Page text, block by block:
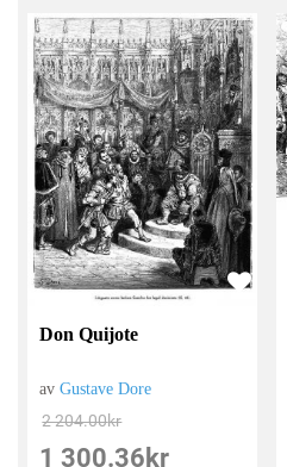
Don Quijote
avGustave Dore
2 204.00kr
1 300.36 kr